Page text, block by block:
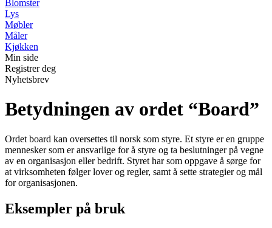
Blomster
Lys
Møbler
Måler
Kjøkken
Min side
Registrer deg
Nyhetsbrev
Betydningen av ordet “Board”
Ordet board kan oversettes til norsk som styre. Et styre er en gruppe
mennesker som er ansvarlige for å styre og ta beslutninger på vegne
av en organisasjon eller bedrift. Styret har som oppgave å sørge for
at virksomheten følger lover og regler, samt å sette strategier og mål
for organisasjonen.
Eksempler på bruk